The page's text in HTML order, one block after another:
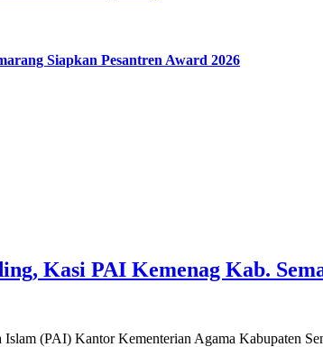
Siapkan Pesantren Award 2026
Kasi PAI Kemenag Kab.
Islam (PAI) Kantor Kementerian Agama Kabupaten